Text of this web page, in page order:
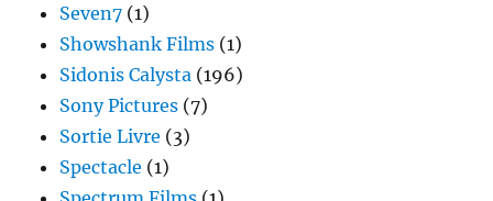
Seven7 (1)
Showshank Films (1)
Sidonis Calysta (196)
Sony Pictures (7)
Sortie Livre (3)
Spectacle (1)